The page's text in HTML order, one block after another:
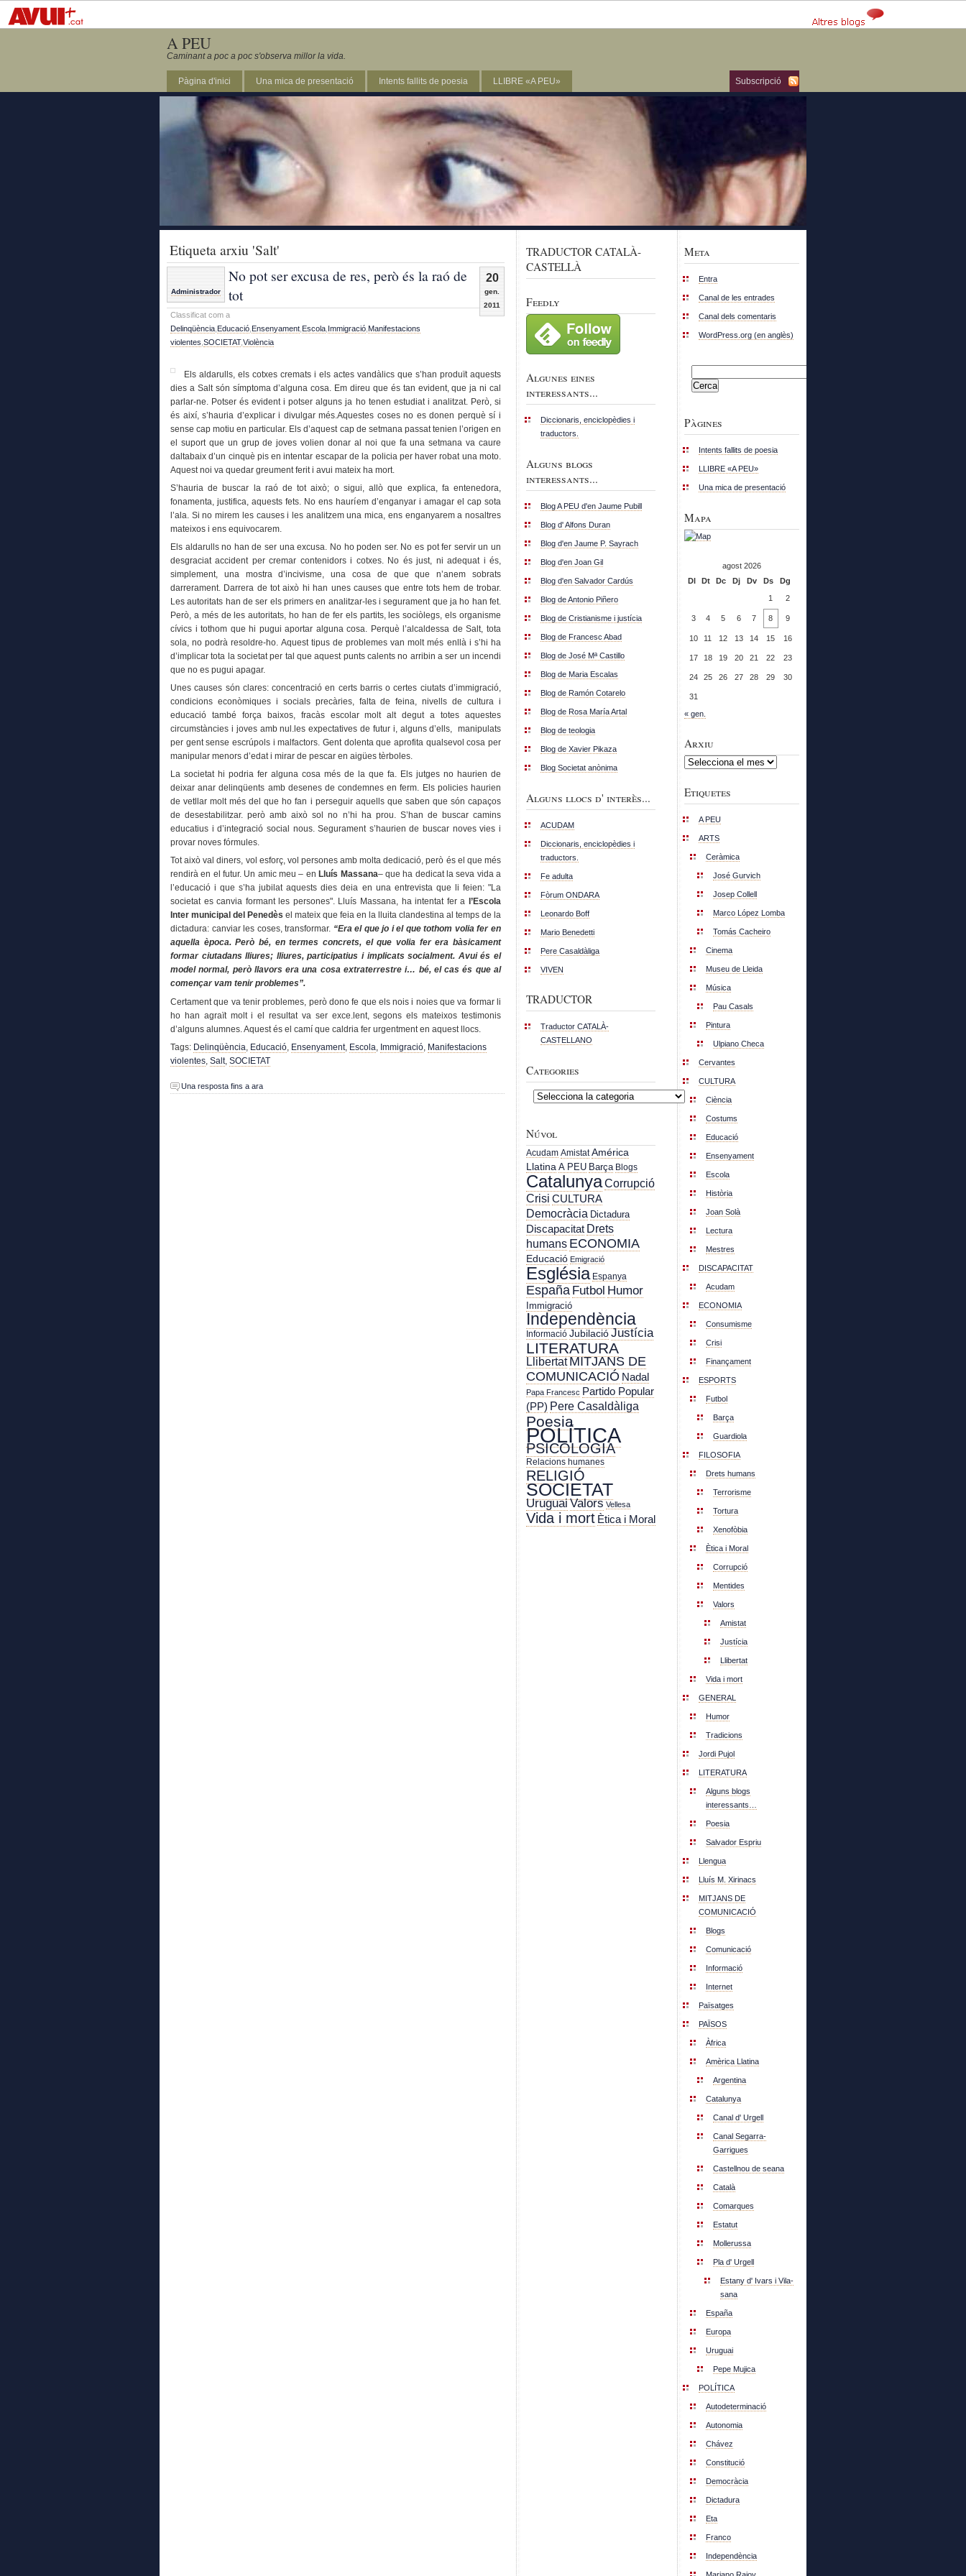
A PEU
Caminant a poc a poc s'observa millor la vida.
Subscripció
Pàgina d'inici Una mica de presentació Intents fallits de poesia LLIBRE «A PEU»
Etiqueta arxiu 'Salt'
20
gen.
2011
Administrador
No pot ser excusa de res, però és la raó de
tot
Classificat com a
Delinqüència Educació Ensenyament Escola Immigració Manifestacions
violentes SOCIETAT,Violència
Els aldarulls, els cotxes cremats i els actes vandàlics que s’han produït aquests
dies a Salt són símptoma d’alguna cosa. Em direu que és tan evident, que ja ni cal
parlar-ne. Potser és evident i potser alguns ja ho tenen estudiat i analitzat. Però, si
és així, s’hauria d’explicar i divulgar més.Aquestes coses no es donen perquè sí i
sense cap motiu en particular. Els d’aquest cap de setmana passat tenien l’origen en
el suport que un grup de joves volien donar al noi que fa una setmana va caure
daltabaix d’un cinquè pis en intentar escapar de la policia per haver robat una moto.
Aquest noi va quedar greument ferit i avui mateix ha mort.
S’hauria de buscar la raó de tot això; o sigui, allò que explica, fa entenedora,
fonamenta, justifica, aquests fets. No ens hauríem d’enganyar i amagar el cap sota
l’ala. Si no mirem les causes i les analitzem una mica, ens enganyarem a nosaltres
mateixos i ens equivocarem.
Els aldarulls no han de ser una excusa. No ho poden ser. No es pot fer servir un un
desgraciat accident per cremar contenidors i cotxes. No és just, ni adequat i és,
simplement, una mostra d’incivisme, una cosa de que que n’anem sobrats
darrerament. Darrera de tot això hi han unes causes que entre tots hem de trobar.
Les autoritats han de ser els primers en analitzar-les i segurament que ja ho han fet.
Però, a més de les autoritats, ho han de fer els partits, les sociòlegs, els organisme
cívics i tothom que hi pugui aportar alguna cosa. Perquè l’alcaldessa de Salt, tota
sola, no podrà resoldre-ho. Aquest tipus de problemes van molt més enllà i s’hi ha
d’implicar tota la societat per tal que aquest punts calents no arribin a ser un incendi
que no es pugui apagar.
Unes causes són clares: concentració en certs barris o certes ciutats d’immigració,
condicions econòmiques i socials precàries, falta de feina, nivells de cultura i
educació també força baixos, fracàs escolar molt alt degut a totes aquestes
circumstàncies i joves amb nul.les expectatives de futur i, alguns d’ells, manipulats
per gent sense escrúpols i malfactors. Gent dolenta que aprofita qualsevol cosa per
manipular menors d’edat i mirar de pescar en aigües tèrboles.
La societat hi podria fer alguna cosa més de la que fa. Els jutges no haurien de
deixar anar delinqüents amb desenes de condemnes en ferm. Els policies haurien
de vetllar molt més del que ho fan i perseguir aquells que saben que són capaços
de desestabilitzar. però amb això sol no n’hi ha prou. S’han de buscar camins
educatius i d’integració social nous. Segurament s’haurien de buscar noves vies i
provar noves fórmules.
Tot això val diners, vol esforç, vol persones amb molta dedicació, però és el que més
rendirà en el futur. Un amic meu – en Lluís Massana– que ha dedicat la seva vida a
l’educació i que s’ha jubilat aquests dies deia en una entrevista que li feien: "La
societat es canvia formant les persones". Lluís Massana, ha intentat fer a l’Escola
Inter municipal del Penedès el mateix que feia en la lluita clandestina al temps de la
dictadura: canviar les coses, transformar. “Era el que jo i el que tothom volia fer en
aquella època. Però bé, en termes concrets, el que volia fer era bàsicament
formar ciutadans lliures; lliures, participatius i implicats socialment. Avui és el
model normal, però llavors era una cosa extraterrestre i… bé, el cas és que al
començar vam tenir problemes”.
Certament que va tenir problemes, però dono fe que els nois i noies que va formar li
ho han agraït molt i el resultat va ser exce.lent, segons els mateixos testimonis
d’alguns alumnes. Aquest és el camí que caldria fer urgentment en aquest llocs.
Tags: Delinqüència Educació Ensenyament, Escola Immigració Manifestacions
violentes Salt, SOCIETAT
Una resposta fins a ara
TRADUCTOR CATALÀ-
CASTELLÀ
Feedly
Algunes eines
interessants...
Diccionaris, enciclopèdies i
traductors.
Alguns blogs
interessants...
Blog A PEU d'en Jaume Pubill
Blog d' Alfons Duran
Blog d'en Jaume P. Sayrach
Blog d'en Joan Gil
Blog d'en Salvador Cardús
Blog de Antonio Piñero
Blog de Cristianisme i justícia
Blog de Francesc Abad
Blog de José Mª Castillo
Blog de Maria Escalas
Blog de Ramón Cotarelo
Blog de Rosa María Artal
Blog de teologia
Blog de Xavier Pikaza
Blog Societat anònima
Alguns llocs d' interès...
ACUDAM
Diccionaris, enciclopèdies i
traductors.
Fe adulta
Fòrum ONDARA
Leonardo Boff
Mario Benedetti
Pere Casaldàliga
VIVEN
TRADUCTOR
Traductor CATALÀ-
CASTELLANO
Categories
Categories
Núvol
Acudam Amistat América
Llatina A PEU Barça Blogs
CatalunyaCorrupció
Crisi CULTURA
Democràcia Dictadura
Discapacitat Drets
humans ECONOMIA
Educació Emigració
Església Espanya
España Futbol Humor
Immigració
Independència
Informació JubilacióJustícia
LITERATURA
LlibertatMITJANS DE
COMUNICACIÓ Nadal
Papa Francesc Partido Popular
(PP) Pere Casaldàliga
Poesia
POLÍTICA
PSICOLOGIA
Relacions humanes
RELIGIÓ
SOCIETAT
Uruguai Valors Vellesa
Vida i mort Ètica i Moral
Meta
Entra
Canal de les entrades
Canal dels comentaris
WordPress.org (en anglès)
Pàgines
Intents fallits de poesia
LLIBRE «A PEU»
Una mica de presentació
Mapa
agost 2026
Dl
Dt Dc Dj Dv Ds
Dg
1
2
3 4 5 6 7 8 9
10 11 12 13 14 15 16
17 18 19 20 21 22 23
24 25 26 27 28 29 30
31
« gen.
Arxiu
Arxiu
Etiquetes
A PEU
ARTS
Ceràmica
José Gurvich
Josep Collell
Marco López Lomba
Tomás Cacheiro
Cinema
Museu de Lleida
Música
Pau Casals
Pintura
Ulpiano Checa
Cervantes
CULTURA
Ciència
Costums
Educació
Ensenyament
Escola
Història
Joan Solà
Lectura
Mestres
DISCAPACITAT
Acudam
ECONOMIA
Consumisme
Crisi
Finançament
ESPORTS
Futbol
Barça
Guardiola
FILOSOFIA
Drets humans
Terrorisme
Tortura
Xenofòbia
Ètica i Moral
Corrupció
Mentides
Valors
Amistat
Justícia
Llibertat
Vida i mort
GENERAL
Humor
Tradicions
Jordi Pujol
LITERATURA
Alguns blogs
interessants…
Poesia
Salvador Espriu
Llengua
Lluís M. Xirinacs
MITJANS DE
COMUNICACIÓ
Blogs
Comunicació
Informació
Internet
Païsatges
PAÏSOS
Àfrica
Amèrica Llatina
Argentina
Catalunya
Canal d' Urgell
Canal Segarra-
Garrigues
Castellnou de seana
Català
Comarques
Estatut
Mollerussa
Pla d' Urgell
Estany d' Ivars i Vila-
sana
España
Europa
Uruguai
Pepe Mujica
POLÍTICA
Autodeterminació
Autonomia
Chávez
Constitució
Democràcia
Dictadura
Eta
Franco
Independència